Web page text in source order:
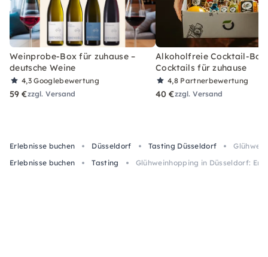
Weinprobe-Box für zuhause –
deutsche Weine
4,3Googlebewertung
59 €zzgl. Versand
Alkoholfreie Cocktail-Box
Cocktails für zuhause
4,8 Partnerbewertung
40 €zzgl. Versand
Erlebnisse buchen Düsseldorf Tasting Düsseldorf
Erlebnisse buchen
Tasting Glühweinhopping in Düsseldorf: